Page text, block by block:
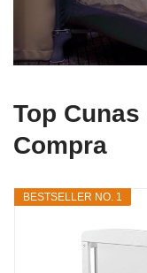
Top
Compra
BESTSELLER NO. 1